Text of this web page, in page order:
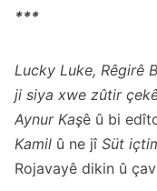
***
Lucky Luke, Rêgirê
ji siya xwe zûtir
Aynur Kaşê û bi
Kamil û ne jî Süt
Rojavayê dikin û